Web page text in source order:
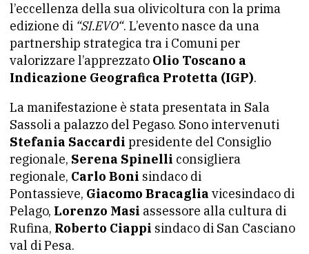
l’eccellenza della sua olivicoltura con la prima
edizione di “SI.EVO“. L’evento nasce da una
partnership strategica tra i Comuni per
valorizzare l’apprezzato Olio Toscano a
Indicazione Geografica Protetta (IGP).
La manifestazione è stata presentata in Sala
Sassoli a palazzo del Pegaso. Sono intervenuti
Stefania Saccardi presidente del Consiglio
regionale, Serena Spinelli consigliera
regionale, Carlo Boni sindaco di
Pontassieve, Giacomo Bracaglia vicesindaco di
Pelago, Lorenzo Masi assessore alla cultura di
Rufina, Roberto Ciappi sindaco di San Casciano
val di Pesa.